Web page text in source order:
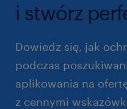
i stwórz
Dowiedz się, jak
podczas
aplikowania na
z cennymi